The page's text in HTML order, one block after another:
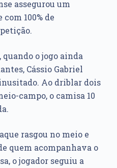
assegurou um
100% de
o jogo ainda
Cássio Gabriel
Ao driblar dois
campo, o camisa 10
rasgou no meio e
quem acompanhava o
o jogador seguiu a